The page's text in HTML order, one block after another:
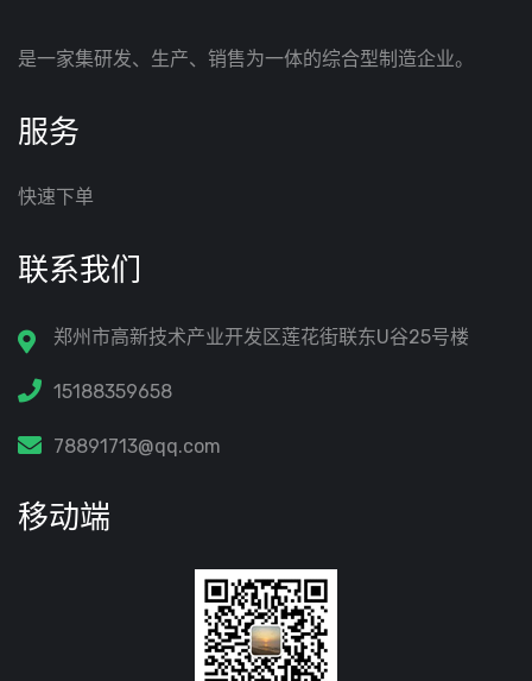
是一家集研发、生产、销售为一体的综合型制造企业。
服务
快速下单
联系我们
郑州市高新技术产业开发区莲花街联东U谷25号楼
15188359658
78891713@qq.com
移动端